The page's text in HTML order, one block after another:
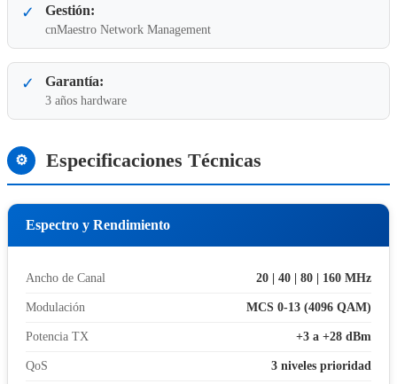
✓ Gestión:
cnMaestro Network Management
✓ Garantía:
3 años hardware
⚙ Especificaciones Técnicas
Espectro y Rendimiento
Ancho de Canal 20 | 40 | 80 | 160 MHz
Modulación MCS 0-13 (4096 QAM)
Potencia TX +3 a +28 dBm
QoS 3 niveles prioridad